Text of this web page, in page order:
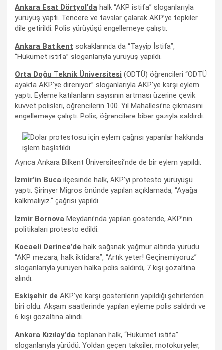
Ankara Esat Dörtyol’da halk “AKP istifa” sloganlarıyla
yürüyüş yaptı. Tencere ve tavalar çalarak AKP’ye tepkiler
dile getirildi. Polis yürüyüşü engellemeye çalıştı.
Ankara Batıkent sokaklarında da “Tayyip İstifa”,
“Hükümet istifa” sloganlarıyla yürüyüş yapıldı.
Orta Doğu Teknik Üniversitesi (ODTÜ) öğrencileri “ODTÜ
ayakta AKP’ye direniyor” sloganlarıyla AKP’ye karşı eylem
yaptı. Eyleme katılanların sayısının artması üzerine çevik
kuvvet polisleri, öğrencilerin 100. Yıl Mahallesi’ne çıkmasını
engellemeye çalıştı. Polis, öğrencilere biber gazıyla saldırdı.
Ayrıca Ankara Bilkent Üniversitesi’nde de bir eylem yapıldı.
İzmir’in Buca ilçesinde halk, AKP’yi protesto yürüyüşü
yaptı. Şirinyer Migros önünde yapılan açıklamada, “Ayağa
kalkmalıyız.“ çağrısı yapıldı.
İzmir Bornova Meydanı’nda yapılan gösteride, AKP’nin
politikaları protesto edildi.
Kocaeli Derince’de halk sağanak yağmur altında yürüdü.
“AKP mezara, halk iktidara”, “Artık yeter! Geçinemiyoruz”
sloganlarıyla yürüyen halka polis saldırdı, 7 kişi gözaltına
alındı.
Eskişehir de AKP’ye karşı gösterilerin yapıldığı şehirlerden
biri oldu. Akşam saatlerinde yapılan eyleme polis saldırdı ve
6 kişi gözaltına alındı.
Ankara Kızılay’da toplanan halk, “Hükümet istifa”
sloganlarıyla yürüdü. Yoldan geçen taksiler, motokuryeler,